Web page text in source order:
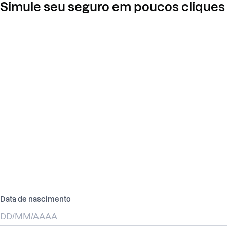
Simule seu seguro em poucos cliques
Data de nascimento